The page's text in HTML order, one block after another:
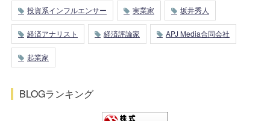
投資系インフルエンサー 実業家 坂井秀人
経済アナリスト 経済評論家 APJ Media合同会社
起業家
BLOGランキング